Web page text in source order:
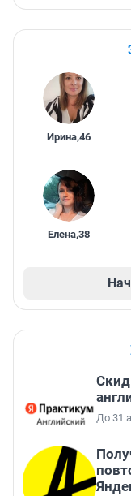
Ирина,46
Елена,38
До 31